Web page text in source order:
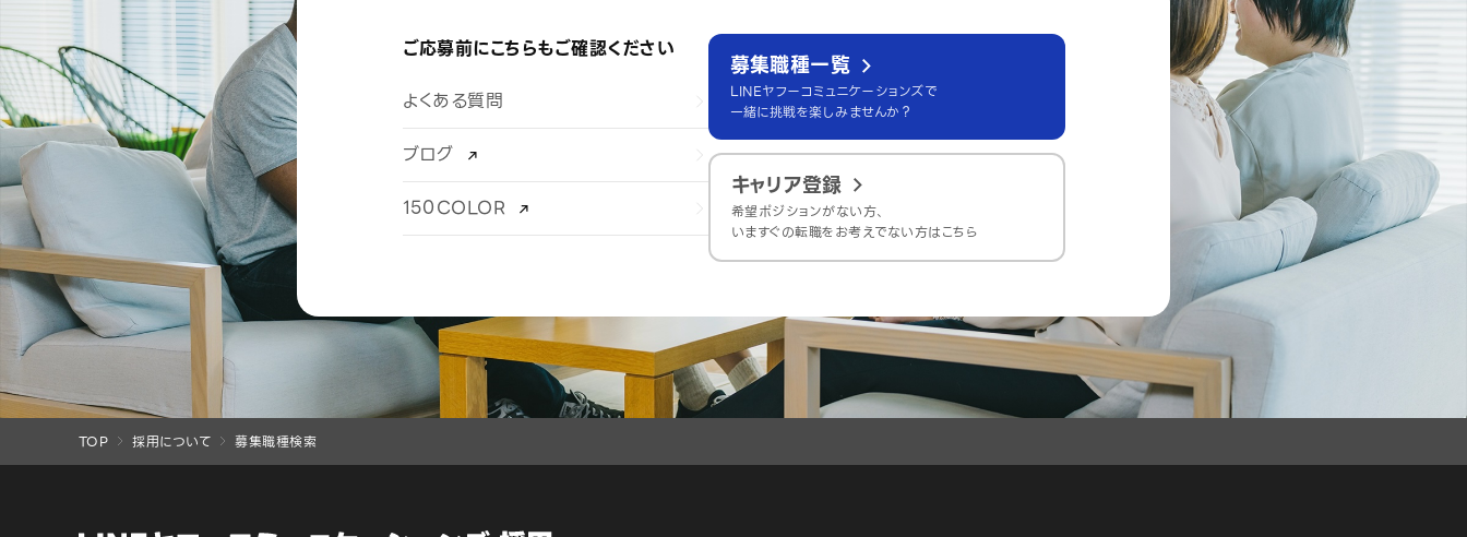
ご応募前にこちらもご確認ください
よくある質問
ブログ
150COLOR
募集職種一覧
LINEヤフーコミュニケーションズで
一緒に挑戦を楽しみませんか？
キャリア登録
希望ポジションがない方、
いますぐの転職をお考えでない方はこちら
TOP 採用について 募集職種検索